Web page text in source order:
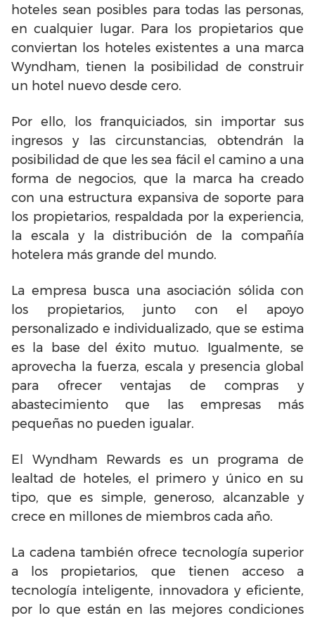
hoteles sean posibles para todas las personas,
en cualquier lugar. Para los propietarios que
conviertan los hoteles existentes a una marca
Wyndham, tienen la posibilidad de construir
un hotel nuevo desde cero.
Por ello, los franquiciados, sin importar sus
ingresos y las circunstancias, obtendrán la
posibilidad de que les sea fácil el camino a una
forma de negocios, que la marca ha creado
con una estructura expansiva de soporte para
los propietarios, respaldada por la experiencia,
la escala y la distribución de la compañía
hotelera más grande del mundo.
La empresa busca una asociación sólida con
los propietarios, junto con el apoyo
personalizado e individualizado, que se estima
es la base del éxito mutuo. Igualmente, se
aprovecha la fuerza, escala y presencia global
para ofrecer ventajas de compras y
abastecimiento que las empresas más
pequeñas no pueden igualar.
El Wyndham Rewards es un programa de
lealtad de hoteles, el primero y único en su
tipo, que es simple, generoso, alcanzable y
crece en millones de miembros cada año.
La cadena también ofrece tecnología superior
a los propietarios, que tienen acceso a
tecnología inteligente, innovadora y eficiente,
por lo que están en las mejores condiciones